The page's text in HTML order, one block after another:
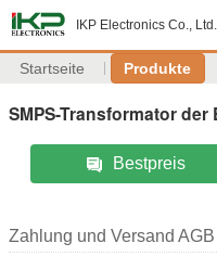
IKP Electronics Co., Ltd.
Startseite Produkte
SMPS-Transformator der
Bestpreis
Zahlung und Versand AGB